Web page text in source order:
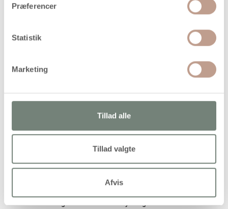
Præferencer
Statistik
Marketing
Tillad alle
Tillad valgte
Afvis
Diameter: 3 cm
Farve: Hvid
Vægt: Let
Egenskaber og fordele
Nem at dekorere
Kan males og beklædes
Velegnet til hobby- og DIY-projekter
Egnet til modeller og undervisning
Kan bruges til sæsonudsmykning